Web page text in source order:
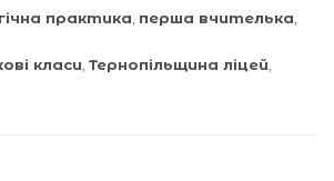
практика перша вчителька
класи Тернопільщина ліцей